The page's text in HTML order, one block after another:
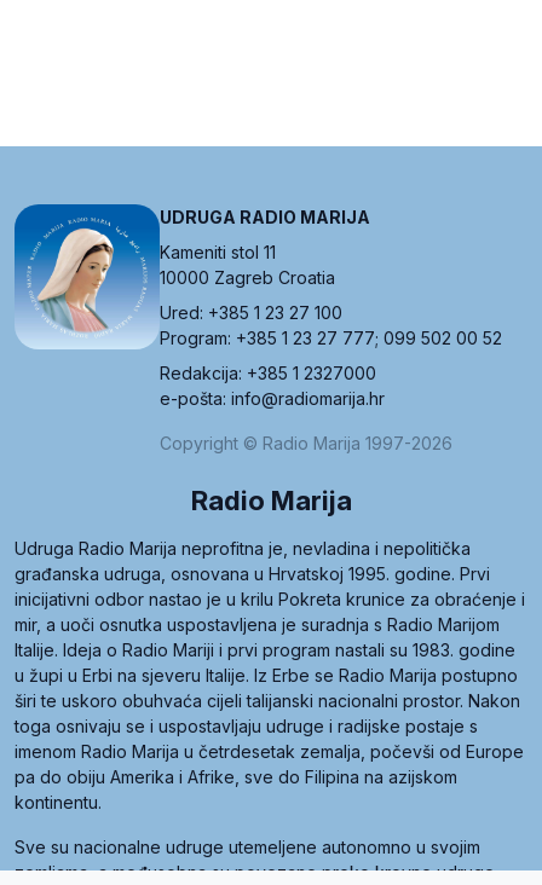
UDRUGA RADIO MARIJA
Kameniti stol 11
10000 Zagreb Croatia
Ured: +385 1 23 27 100
Program: +385 1 23 27 777; 099 502 00 52
Redakcija: +385 1 2327000
e-pošta: info@radiomarija.hr
Copyright © Radio Marija 1997-2026
Radio Marija
Udruga Radio Marija neprofitna je, nevladina i nepolitička
građanska udruga, osnovana u Hrvatskoj 1995. godine. Prvi
inicijativni odbor nastao je u krilu Pokreta krunice za obraćenje i
mir, a uoči osnutka uspostavljena je suradnja s Radio Marijom
Italije. Ideja o Radio Mariji i prvi program nastali su 1983. godine
u župi u Erbi na sjeveru Italije. Iz Erbe se Radio Marija postupno
širi te uskoro obuhvaća cijeli talijanski nacionalni prostor. Nakon
toga osnivaju se i uspostavljaju udruge i radijske postaje s
imenom Radio Marija u četrdesetak zemalja, počevši od Europe
pa do obiju Amerika i Afrike, sve do Filipina na azijskom
kontinentu.
Sve su nacionalne udruge utemeljene autonomno u svojim
zemljama, a međusobna su povezane preko krovne udruge